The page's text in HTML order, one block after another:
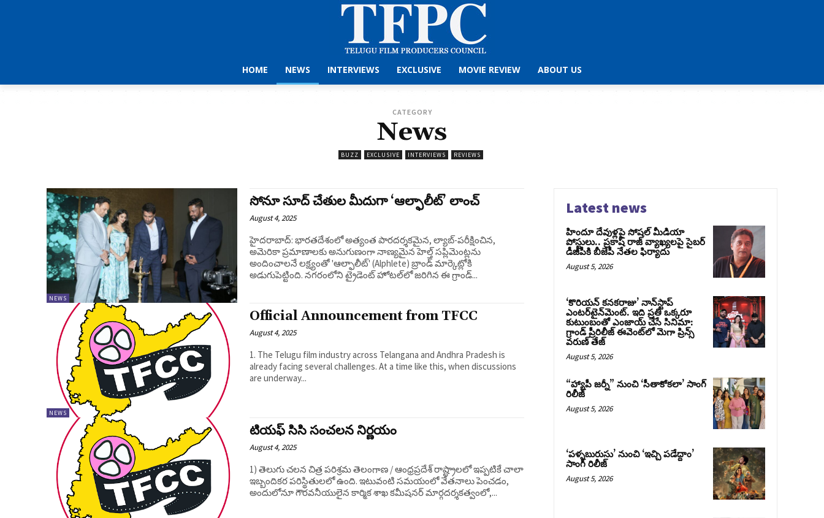
HOME NEWS INTERVIEWS EXCLUSIVE MOVIE REVIEW ABOUT US
CATEGORY
News
BUZZ EXCLUSIVE INTERVIEWS REVIEWS
NEWS
సోనూ సూద్ చేతుల మీదుగా ‘ఆల్ఫాలీట్’ లాంచ్
August 4, 2025
హైదరాబాద్: భారతదేశంలో అత్యంత పారదర్శకమైన, ల్యాబ్-పరీక్షించిన,
అమెరికా ప్రమాణాలకు అనుగుణంగా నాణ్యమైన హెల్త్ సప్లిమెంట్లను
అందించాలనే లక్ష్యంతో 'ఆల్ఫాలీట్' (Alphlete) బ్రాండ్ మార్కెట్లోకి
అడుగుపెట్టింది. నగరంలోని ట్రైడెంట్ హోటల్‌లో జరిగిన ఈ గ్రాండ్...
NEWS
Official Announcement from TFCC
August 4, 2025
1. The Telugu film industry across Telangana and Andhra Pradesh is
already facing several challenges. At a time like this, when discussions
are underway...
టియఫ్ సిసి సంచలన నిర్ణయం
August 4, 2025
1) తెలుగు చలన చిత్ర పరిశ్రమ తెలంగాణ / ఆంధ్రప్రదేశ్ రాష్ట్రాలలో ఇప్పటికే చాలా
ఇబ్బందికర పరిస్థితులలో ఉంది. ఇటువంటి సమయంలో వేతనాలు పెంచడం,
అందులోనూ గౌరవనీయులైన కార్మిక శాఖ కమీషనర్ మార్గదర్శకత్వంలో,...
Latest news
హిందూ దేవుళ్లపై సోషల్ మీడియా
పోస్టులు.. ప్రకాష్ రాజ్ వ్యాఖ్యలపై సైబర్
డీజీపీకి బీజేపీ నేతల ఫిర్యాదు
August 5, 2026
‘కొరియన్ కనకరాజు’ నాన్‌స్టాప్
ఎంటర్‌టైన్‌మెంట్. ఇది ప్రతి ఒక్కరూ
కుటుంబంతో ఎంజాయ్ చేసే సినిమా:
గ్రాండ్ ప్రీరిలీజ్ ఈవెంట్‌లో మెగా ప్రిన్స్
వరుణ్ తేజ్
August 5, 2026
“హ్యాపీ జర్నీ” నుంచి ‘సీతాకోకలా’ సాంగ్
రిలీజ్
August 5, 2026
‘పళ్ళబురుసు’ నుంచి ‘ఇచ్చి పడేద్దాం’
సాంగ్ రిలీజ్
August 5, 2026